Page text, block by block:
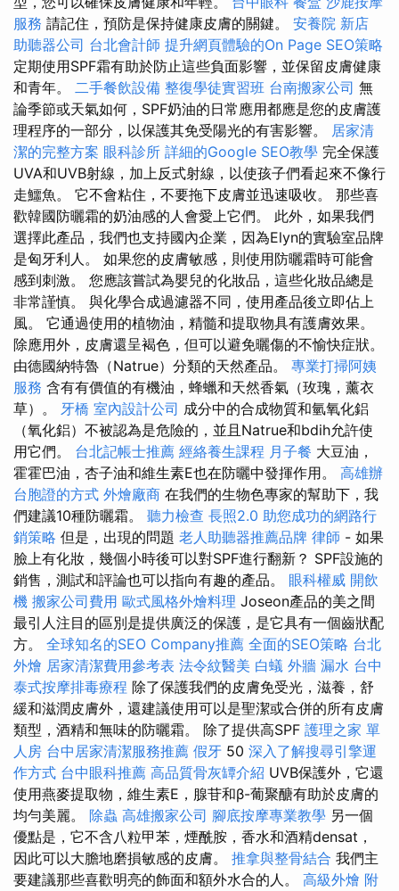
服務 請記住，預防是保持健康皮膚的關鍵。 安養院 新店
助聽器公司 台北會計師 提升網頁體驗的On Page SEO策略
定期使用SPF霜有助於防止這些負面影響，並保留皮膚健康
和青年。 二手餐飲設備 整復學徒實習班 台南搬家公司 無
論季節或天氣如何，SPF奶油的日常應用都應是您的皮膚護
理程序的一部分，以保護其免受陽光的有害影響。 居家清
潔的完整方案 眼科診所 詳細的Google SEO教學 完全保護
UVA和UVB射線，加上反式射線，以使孩子們看起來不像行
走鱷魚。 它不會粘住，不要拖下皮膚並迅速吸收。 那些喜
歡韓國防曬霜的奶油感的人會愛上它們。 此外，如果我們
選擇此產品，我們也支持國內企業，因為Elyn的實驗室品牌
是匈牙利人。 如果您的皮膚敏感，則使用防曬霜時可能會
感到刺激。 您應該嘗試為嬰兒的化妝品，這些化妝品總是
非常謹慎。 與化學合成過濾器不同，使用產品後立即佔上
風。 它通過使用的植物油，精髓和提取物具有護膚效果。
除應用外，皮膚還呈褐色，但可以避免曬傷的不愉快症狀。
由德國納特魯（Natrue）分類的天然產品。 專業打掃阿姨
服務 含有有價值的有機油，蜂蠟和天然香氣（玫瑰，薰衣
草）。 牙橋 室內設計公司 成分中的合成物質和氫氧化鋁
（氧化鋁）不被認為是危險的，並且Natrue和bdih允許使
用它們。 台北記帳士推薦 經絡養生課程 月子餐 大豆油，
霍霍巴油，杏子油和維生素E也在防曬中發揮作用。 高雄辦
台胞證的方式 外燴廠商 在我們的生物色專家的幫助下，我
們建議10種防曬霜。 聽力檢查 長照2.0 助您成功的網路行
銷策略 但是，出現的問題 老人助聽器推薦品牌 律師 - 如果
臉上有化妝，幾個小時後可以對SPF進行翻新？ SPF設施的
銷售，測試和評論也可以指向有趣的產品。 眼科權威 開飲
機 搬家公司費用 歐式風格外燴料理 Joseon產品的美之間
最引人注目的區別是提供廣泛的保護，是它具有一個齒狀配
方。 全球知名的SEO Company推薦 全面的SEO策略 台北
外燴 居家清潔費用參考表 法令紋醫美 白蟻 外牆 漏水 台中
泰式按摩排毒療程 除了保護我們的皮膚免受光，滋養，舒
緩和滋潤皮膚外，還建議使用可以是聖潔或合併的所有皮膚
類型，酒精和無味的防曬霜。 除了提供高SPF 護理之家 單
人房 台中居家清潔服務推薦 假牙 50 深入了解搜尋引擎運
作方式 台中眼科推薦 高品質骨灰罈介紹 UVB保護外，它還
使用燕麥提取物，維生素E，腺苷和β-葡聚醣有助於皮膚的
均勻美麗。 除蟲 高雄搬家公司 腳底按摩專業教學 另一個
優點是，它不含八粒甲苯，煙酰胺，香水和酒精densat，
因此可以大膽地磨損敏感的皮膚。 推拿與整骨結合 我們主
要建議那些喜歡明亮的飾面和額外水合的人。 高級外燴 附